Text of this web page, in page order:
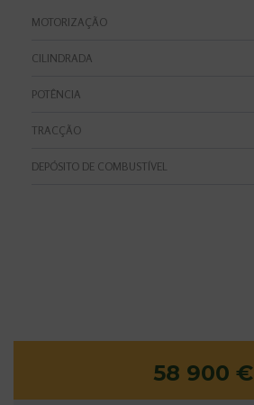
MOTORIZAÇÃO
CILINDRADA
POTÊNCIA
TRACÇÃO
DEPÓSITO DE COMBUSTÍVEL
58 900 €